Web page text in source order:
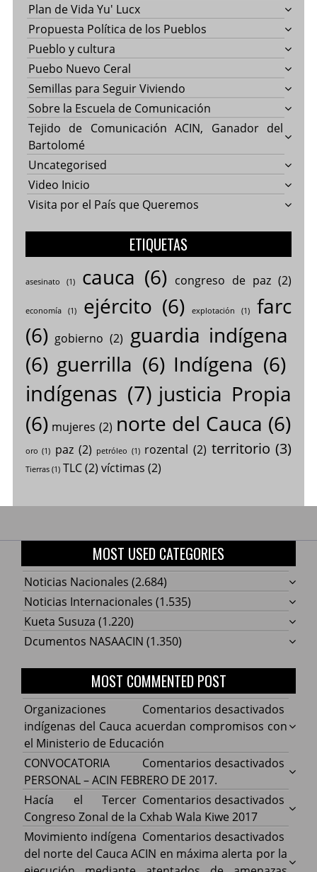
Plan de Vida Yu' Lucx
Propuesta Política de los Pueblos
Pueblo y cultura
Puebo Nuevo Ceral
Semillas para Seguir Viviendo
Sobre la Escuela de Comunicación
Tejido de Comunicación ACIN, Ganador del
Bartolomé
Uncategorised
Video Inicio
Visita por el País que Queremos
ETIQUETAS
asesinato (1) cauca (6) congreso de paz(2)
economía(1) ejército (6) explotación (1)
farc
(6) gobierno (2) guardia indígena
(6) guerrilla (6) Indígena (6)
indígenas (7) justicia Propia
(6) mujeres (2) norte del Cauca (6)
oro (1) paz (2) petróleo (1) rozental (2) territorio (3)
Tierras(1) TLC(2) víctimas (2)
MOST USED CATEGORIES
Noticias Nacionales (2.684)
Noticias Internacionales (1.535)
Kueta Susuza (1.220)
Dcumentos NASAACIN (1.350)
MOST COMMENTED POST
Comentarios desactivados
Cauca
con
Organizaciones
indígenas del Cauca acuerdan compromisos con
el Ministerio de Educación
Comentarios desactivados
ACIN
DE
CONVOCATORIA
PERSONAL – ACIN FEBRERO DE 2017.
Comentarios desactivados
Hacía
Hacía el Tercer
Congreso Zonal de la Cxhab Wala Kiwe 2017
Comentarios desactivados
Movimiento indígena
del norte del Cauca ACIN en máxima alerta por la